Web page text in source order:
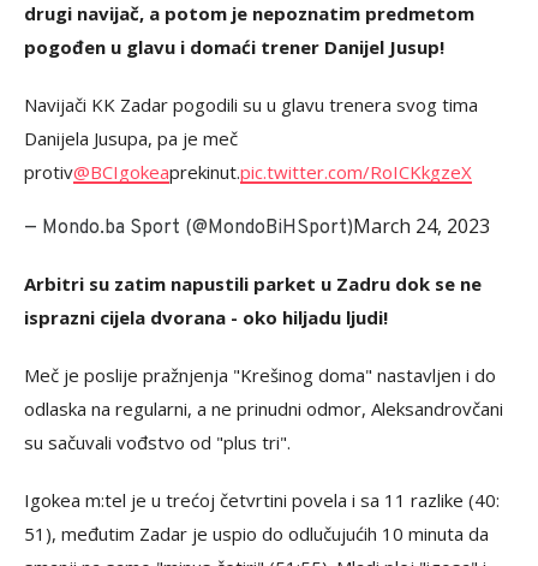
drugi navijač, a potom je nepoznatim predmetom
pogođen u glavu i domaći trener Danijel Jusup!
Navijači KK Zadar pogodili su u glavu trenera svog tima
Danijela Jusupa, pa je meč
protiv@BCIgokeaprekinut.pic.twitter.com/RoICKkgzeX
— Mondo.ba Sport (@MondoBiHSport)March 24, 2023
Arbitri su zatim napustili parket u Zadru dok se ne
isprazni cijela dvorana - oko hiljadu ljudi!
Meč je poslije pražnjenja "Krešinog doma" nastavljen i do
odlaska na regularni, a ne prinudni odmor, Aleksandrovčani
su sačuvali vođstvo od "plus tri".
Igokea m:tel je u trećoj četvrtini povela i sa 11 razlike (40:
51), međutim Zadar je uspio do odlučujućih 10 minuta da